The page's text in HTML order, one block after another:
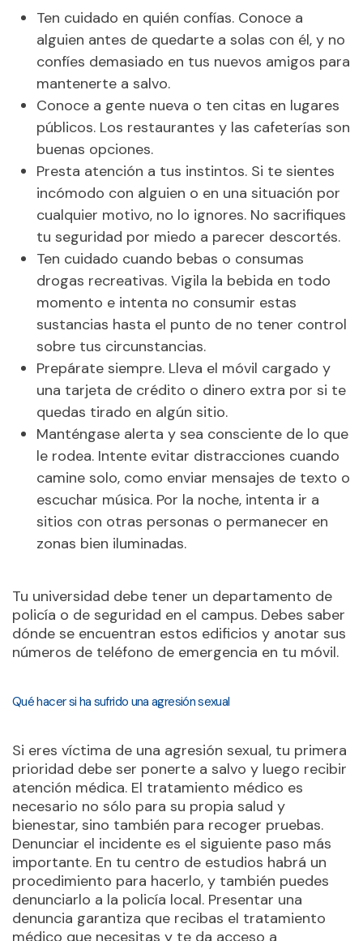
Ten cuidado en quién confías. Conoce a
alguien antes de quedarte a solas con él, y no
confíes demasiado en tus nuevos amigos para
mantenerte a salvo.
Conoce a gente nueva o ten citas en lugares
públicos. Los restaurantes y las cafeterías son
buenas opciones.
Presta atención a tus instintos. Si te sientes
incómodo con alguien o en una situación por
cualquier motivo, no lo ignores. No sacrifiques
tu seguridad por miedo a parecer descortés.
Ten cuidado cuando bebas o consumas
drogas recreativas. Vigila la bebida en todo
momento e intenta no consumir estas
sustancias hasta el punto de no tener control
sobre tus circunstancias.
Prepárate siempre. Lleva el móvil cargado y
una tarjeta de crédito o dinero extra por si te
quedas tirado en algún sitio.
Manténgase alerta y sea consciente de lo que
le rodea. Intente evitar distracciones cuando
camine solo, como enviar mensajes de texto o
escuchar música. Por la noche, intenta ir a
sitios con otras personas o permanecer en
zonas bien iluminadas.
Tu universidad debe tener un departamento de
policía o de seguridad en el campus. Debes saber
dónde se encuentran estos edificios y anotar sus
números de teléfono de emergencia en tu móvil.
Qué hacer si ha sufrido una agresión sexual
Si eres víctima de una agresión sexual, tu primera
prioridad debe ser ponerte a salvo y luego recibir
atención médica. El tratamiento médico es
necesario no sólo para su propia salud y
bienestar, sino también para recoger pruebas.
Denunciar el incidente es el siguiente paso más
importante. En tu centro de estudios habrá un
procedimiento para hacerlo, y también puedes
denunciarlo a la policía local. Presentar una
denuncia garantiza que recibas el tratamiento
médico que necesitas y te da acceso a